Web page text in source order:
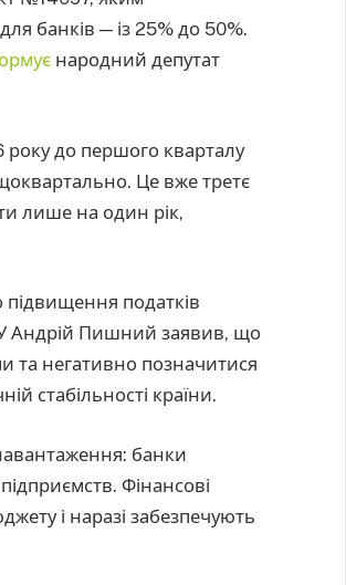
банків — із 25% до 50%.
народний депутат
року до першого кварталу
Це вже третє
лише на один рік,
податків
Андрій Пишний заявив, що
та негативно позначитися
стабільності країни.
банки
Фінансові
і наразі забезпечують